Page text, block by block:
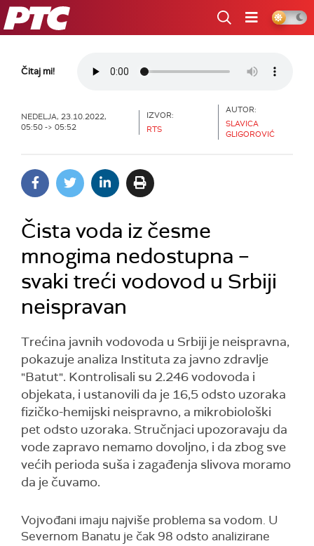
RTS
Čitaj mi!
NEDELJA, 23.10.2022,
05:50 -> 05:52
IZVOR:
RTS
AUTOR:
SLAVICA
GLIGOROVIĆ
Čista voda iz česme
mnogima nedostupna –
svaki treći vodovod u Srbiji
neispravan
Trećina javnih vodovoda u Srbiji je neispravna,
pokazuje analiza Instituta za javno zdravlje
"Batut". Kontrolisali su 2.246 vodovoda i
objekata, i ustanovili da je 16,5 odsto uzoraka
fizičko-hemijski neispravno, a mikrobiološki
pet odsto uzoraka. Stručnjaci upozoravaju da
vode zapravo nemamo dovoljno, i da zbog sve
većih perioda suša i zagađenja slivova moramo
da je čuvamo.
Vojvođani imaju najviše problema sa vodom. U
Severnom Banatu je čak 98 odsto analizirane